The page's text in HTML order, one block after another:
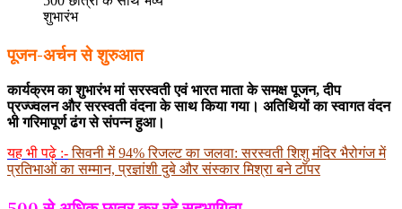
शुभारंभ
पूजन-अर्चन से शुरुआत
कार्यक्रम का शुभारंभ मां सरस्वती एवं भारत माता के समक्ष पूजन, दीप
प्रज्ज्वलन और सरस्वती वंदना के साथ किया गया। अतिथियों का स्वागत वंदन
भी गरिमापूर्ण ढंग से संपन्न हुआ।
यह भी पढ़े :-सिवनी में 94% रिजल्ट का जलवा: सरस्वती शिशु मंदिर भैरोगंज में
प्रतिभाओं का सम्मान, प्रज्ञांशी दुबे और संस्कार मिश्रा बने टॉपर